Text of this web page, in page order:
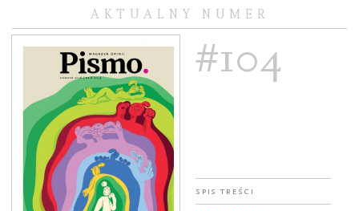
AKTUALNY NUMER
#104
Spis treści